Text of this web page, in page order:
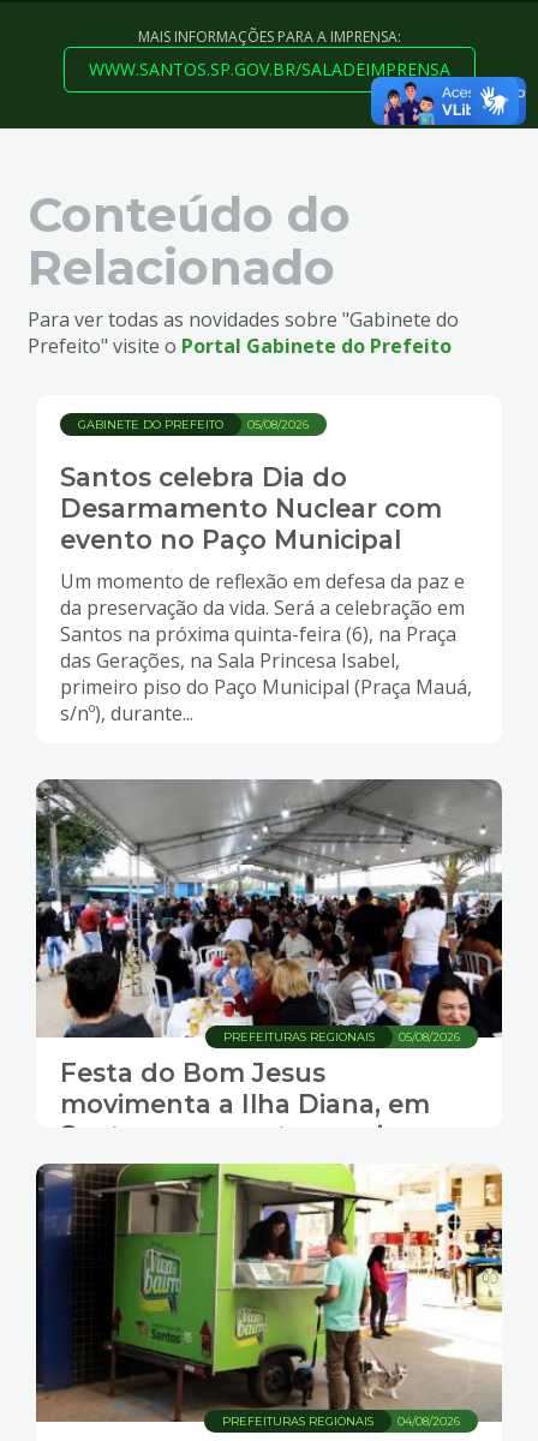
MAIS INFORMAÇÕES PARA A IMPRENSA:
WWW.SANTOS.SP.GOV.BR/SALADEIMPRENSA
Conteúdo do
Relacionado
Para ver todas as novidades sobre "Gabinete do
Prefeito" visite o Portal Gabinete do Prefeito
05/08/2026
GABINETE DO PREFEITO
Santos celebra Dia do
Desarmamento Nuclear com
evento no Paço Municipal
Um momento de reflexão em defesa da paz e
da preservação da vida. Será a celebração em
Santos na próxima quinta-feira (6), na Praça
das Gerações, na Sala Princesa Isabel,
primeiro piso do Paço Municipal (Praça Mauá,
s/nº), durante...
05/08/2026
PREFEITURAS REGIONAIS
Festa do Bom Jesus
movimenta a Ilha Diana, em
Santos, com gastronomia,
música e transporte gratuito
04/08/2026
PREFEITURAS REGIONAIS